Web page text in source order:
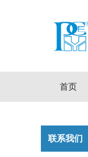
首页
联系我们